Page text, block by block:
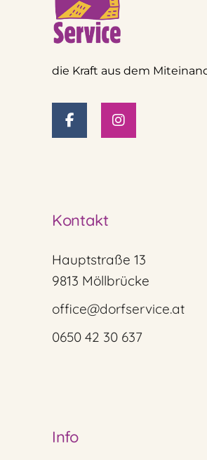
die Kraft aus dem
Kontakt
Hauptstraße 13
9813 Möllbrücke
office@dorfservice.at
0650 42 30 637
Info